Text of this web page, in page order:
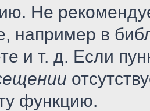
Не
например в
и т. д. Если
функцию.